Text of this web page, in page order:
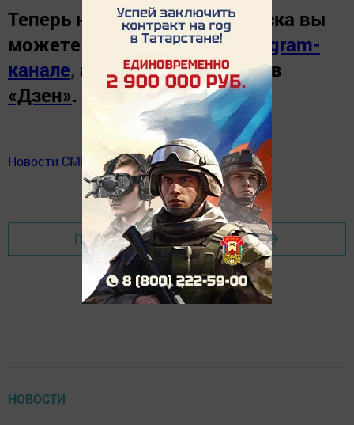
Теперь новости Зеленодольска вы
можете узнать в нашем
Telegram-
канале, а также читайте нас в
«Дзен».
Новости СМИ2
Перейти на страницу новости
НОВОСТИ